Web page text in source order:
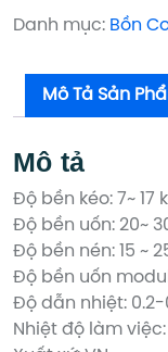
lượng
lượng
Danh mục: Bồn
Mô Tả Sản
Mô tả
Độ bền kéo: 7~ 17
Độ bền uốn: 20~
Độ bền nén: 15 ~
Độ bền uốn
Độ dẫn nhiệt:
Nhiệt độ làm